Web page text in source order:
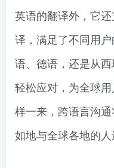
英语的翻译外，它
译，满足了不同用
语、德语，还是从
轻松应对，为全球
样一来，跨语言沟
如地与全球各地的人